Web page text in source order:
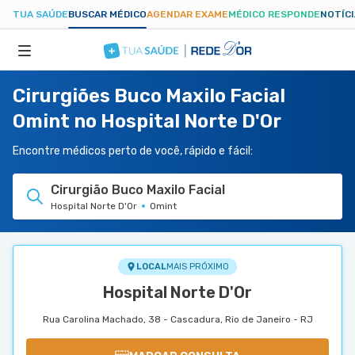
TUA SAÚDEBUSCAR MÉDICOAGENDAR EXAMEMÉDICO RESPONDE
ESPECIALIDADES
HOSPITAIS
TUASAUDE.COM
Cirurgiões Buco Maxilo Facial
Omint no Hospital Norte D'Or
Encontre médicos perto de você, rápido e fácil:
Cirurgião Buco Maxilo Facial
Hospital Norte D'Or Omint
LOCALMAIS PRÓXIMO
Hospital Norte D'Or
Rua Carolina Machado, 38 - Cascadura, Rio de Janeiro - RJ